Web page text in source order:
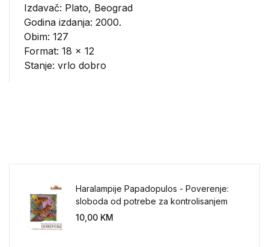
Izdavač: Plato, Beograd
Godina izdanja: 2000.
Obim: 127
Format: 18 x 12
Stanje: vrlo dobro
Haralampije Papadopulos - Poverenje:
sloboda od potrebe za kontrolisanjem
sveta
10,00 KM